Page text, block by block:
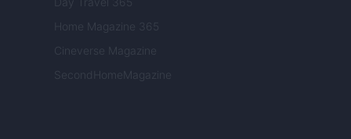
Home Magazine 365
Cineverse Magazine
SecondHomeMagazine